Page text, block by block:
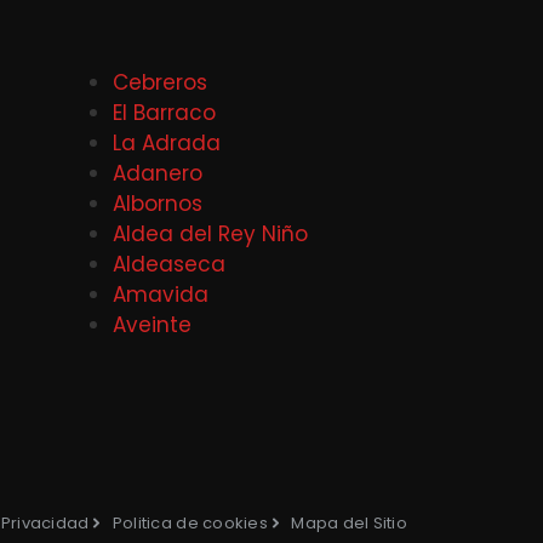
Cebreros
El Barraco
La Adrada
Adanero
Albornos
Aldea del Rey Niño
Aldeaseca
Amavida
Aveinte
Politica de cookies Mapa del Sitio